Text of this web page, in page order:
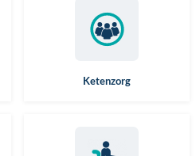
Ketenzorg